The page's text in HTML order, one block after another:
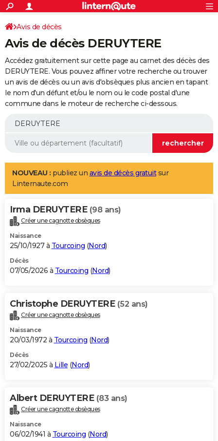
ACTUALITÉS
Politique
Société
Faits Divers
Education
Monde
Villes
+
SPORT
Coupe du monde 2026
Football
Tennis
Cyclisme
Rugby
Forum
Programme TV
TNT
Streaming
Cinéma
Sorties cinéma
Musique
+
FINANCE
Impôts
Immobilier
Risques naturels par ville
Banque
Assurance
Crédit
AUTO
Essais
Réserver un essai
Citadines
Berlines
SUV
Forum auto
+
Mobiles
Meilleur smartphone
Internet
Ordinateurs
Jeux vidéo
Guide high-tech
Aménagement intérieur
LIFESTYLE
Art de vivre
Bien-être
Loisirs
Mode
Modes de vie
Alimentation
Guide de la santé
Maladies
Médicaments
Sommeil
VOYAGE
Destinations
City break
Voyage nature
Voyage de noces
Forum
Climat
+PHOTO
GUIDES D'ACHAT
BONS PLANS
Carte de Noël
Carte Bonne année
Carte Saint-Valentin
Carte Pâques
Carte d'anniversaire
DICTIONNAIRE
Dictionnaire
Biographies
Citations
Expressions
Proverbes
PROGRAMME TV
S'inscrire
Se connecter
Lycées
Collèges
Primaires
Universités
Entreprises
Service militaire
Avis de recherche
AVIS DE DÉCÈS
Bricolage
Lifestyle
Culture
Sport
Auto
Television
Voyage
Cinema
Avis de décès
Avis de décès DERUYTERE
Accédez gratuitement sur cette page au carnet des décès des
DERUYTERE. Vous pouvez affiner votre recherche ou trouver
un avis de décès ou un avis d'obsèques plus ancien en tapant
le nom d'un défunt et/ou le nom ou le code postal d'une
commune dans le moteur de recherche ci-dessous.
NOUVEAU : publiez un avis de décès gratuitsur
Linternaute.com
Irma DERUYTERE (98 ans)
Créer une cagnotte obsèques
Naissance
25/10/1927 à Tourcoing (Nord)
Décès
07/05/2026 à Tourcoing (Nord)
Christophe DERUYTERE (52 ans)
Créer une cagnotte obsèques
Naissance
20/03/1972 à Tourcoing (Nord)
Décès
27/02/2025 à Lille (Nord)
Albert DERUYTERE (83 ans)
Créer une cagnotte obsèques
Naissance
06/02/1941 à Tourcoing (Nord)